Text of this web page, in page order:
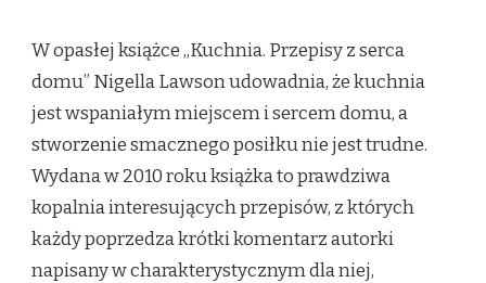
Z
SERCA
DOMU”,
CZYLI
JAKA
POWINNA
BYĆ
DOMOWA
KUCHNIA.
W opasłej książce „Kuchnia. Przepisy z serca
domu” Nigella Lawson udowadnia, że kuchnia
jest wspaniałym miejscem i sercem domu, a
stworzenie smacznego posiłku nie jest trudne.
Wydana w 2010 roku książka to prawdziwa
kopalnia interesujących przepisów, z których
każdy poprzedza krótki komentarz autorki
napisany w charakterystycznym dla niej,